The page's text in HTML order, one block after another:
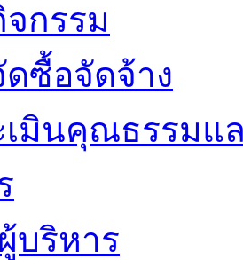
กรรม
ซื้อจัดจ้าง
เมินคุณธรรมแ
บริหาร